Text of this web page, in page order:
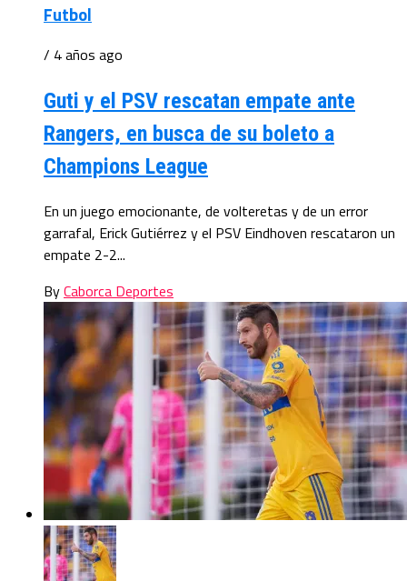
Futbol
/ 4 años ago
Guti y el PSV rescatan empate ante
Rangers, en busca de su boleto a
Champions League
En un juego emocionante, de volteretas y de un error
garrafal, Erick Gutiérrez y el PSV Eindhoven rescataron un
empate 2-2...
ByCaborca Deportes